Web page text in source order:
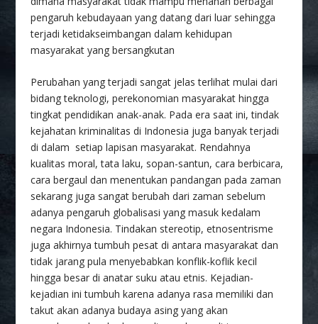
pengaruh kebudayaan yang datang dari luar sehingga
terjadi ketidakseimbangan dalam kehidupan
masyarakat yang bersangkutan
Perubahan yang terjadi sangat jelas terlihat mulai dari
bidang teknologi, perekonomian masyarakat hingga
tingkat pendidikan anak-anak. Pada era saat ini, tindak
kejahatan kriminalitas di Indonesia juga banyak terjadi
di dalam setiap lapisan masyarakat. Rendahnya
kualitas moral, tata laku, sopan-santun, cara berbicara,
cara bergaul dan menentukan pandangan pada zaman
sekarang juga sangat berubah dari zaman sebelum
adanya pengaruh globalisasi yang masuk kedalam
negara Indonesia. Tindakan stereotip, etnosentrisme
juga akhirnya tumbuh pesat di antara masyarakat dan
tidak jarang pula menyebabkan konflik-koflik kecil
hingga besar di anatar suku atau etnis. Kejadian-
kejadian ini tumbuh karena adanya rasa memiliki dan
takut akan adanya budaya asing yang akan